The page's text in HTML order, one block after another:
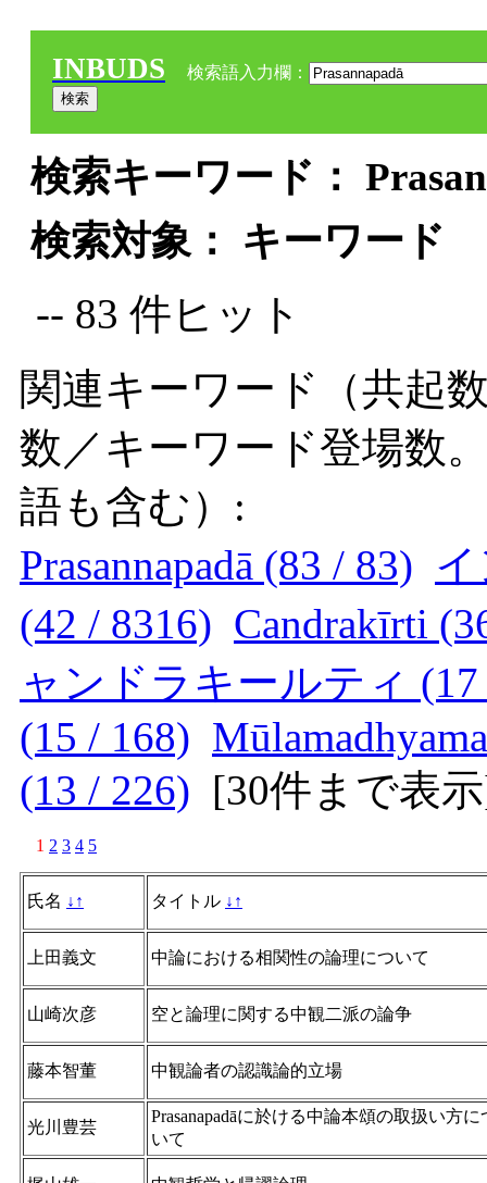
INBUDS 検索語入力欄：
検索キーワード：
検索対象： キーワード
-- 83 件ヒット
関連キーワード（共起
数／キーワード登場数
語も含む）:
Prasannapadā (83 / 83)
(42 / 8316) Candrakīrti
ャンドラキールティ (17
(15 / 168)
(13 / 226) [30件まで表示
1 2 3 4 5
氏名 ↓ ↑ タイトル ↓ ↑
上田義文 中論における相関性の論理について
山崎次彦 空と論理に関する中観二派の論争
藤本智董 中観論者の認識論的立場
光川豊芸
Prasanapadāに於ける中論本頌の取扱い方に
いて